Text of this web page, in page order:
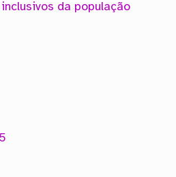
da população